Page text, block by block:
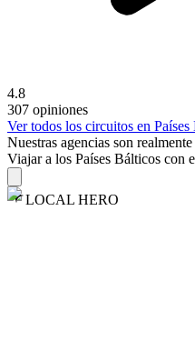
4.8
307 opiniones
Ver todos los circuitos en
Nuestras agencias son realmente
Viajar a los Países Bálticos con
LOCAL HERO